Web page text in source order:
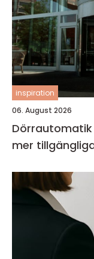
inspiration
06. August 2026
mer